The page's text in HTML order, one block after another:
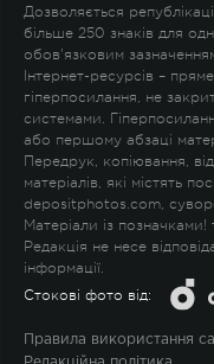
Дозволяється
більше 250 знаків для
обов'язковим
Інтернет-ресурсів –
гіперпосилання, не
системами.
або першому абзаці
Передрук, копіювання,
матеріалів, які містять
depositphotos.com,
Матеріали із позначками!
Редакція не несе
інформації.
Стокові фото від:
Правила використання